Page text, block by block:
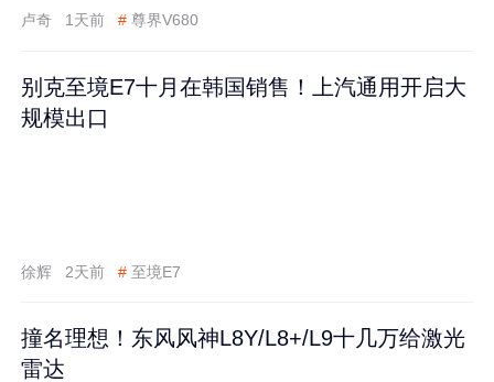
卢奇 1天前 # 尊界V680
别克至境E7十月在韩国销售！上汽通用开启大
规模出口
徐辉 2天前 # 至境E7
撞名理想！东风风神L8Y/L8+/L9十几万给激光
雷达